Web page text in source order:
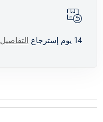
14 يوم إسترجاع التفاصيل